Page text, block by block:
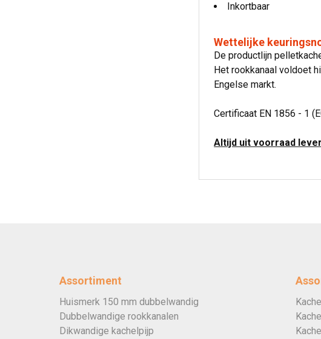
Inkortbaar
Wettelijke
De productlijn
Het rookkanaal voldoet
Engelse markt.
Certificaat EN 1856 - 1
Altijd uit voorraad
Assortiment
Huismerk 150 mm dubbelwandig
Dubbelwandige rookkanalen
Dikwandige kachelpijp